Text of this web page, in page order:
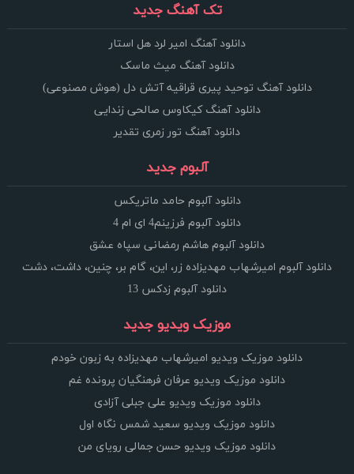
تک آهنگ جدید
دانلود آهنگ امیر لرد هل استار
دانلود آهنگ میث ماسک
دانلود آهنگ توحید پیری قراقیه آتش دل (هوش مصنوعی)
دانلود آهنگ کیکاوس صالحی زندایی
دانلود آهنگ تور زمری تقدیر
آلبوم جدید
دانلود آلبوم حامد ماتریکس
دانلود آلبوم فرزینم4 ای ام 4
دانلود آلبوم هاشم رمضانی سپاه عشق
دانلود آلبوم امیرشهاب مهدیزاده زر، این، گام بر، چنین، داشت، دشت
دانلود آلبوم زدکس 13
موزیک ویدیو جدید
دانلود موزیک ویدیو امیرشهاب مهدیزاده به زبون خودم
دانلود موزیک ویدیو عرفان فرهنگیان پرونده غم
دانلود موزیک ویدیو علی جبلی آزادی
دانلود موزیک ویدیو سعید شمس نگاه اول
دانلود موزیک ویدیو حسن جمالی رویای من